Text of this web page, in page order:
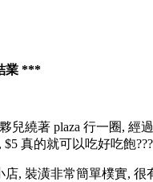
業 ***
繞著 plaza 行一圈, 經
真的就可以吃好吃飽???
裝潢非常簡單樸實,